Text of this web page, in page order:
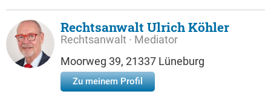
Rechtsanwalt Ulrich Köhler
Rechtsanwalt · Mediator
Moorweg 39, 21337 Lüneburg
Zu meinem Profil